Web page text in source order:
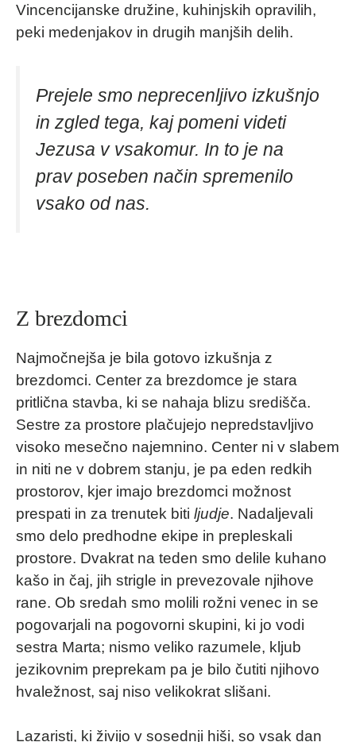
Vincencijanske družine, kuhinjskih opravilih,
peki medenjakov in drugih manjših delih.
Prejele smo neprecenljivo izkušnjo
in zgled tega, kaj pomeni videti
Jezusa v vsakomur. In to je na
prav poseben način spremenilo
vsako od nas.
Z brezdomci
Najmočnejša je bila gotovo izkušnja z
brezdomci. Center za brezdomce je stara
pritlična stavba, ki se nahaja blizu središča.
Sestre za prostore plačujejo nepredstavljivo
visoko mesečno najemnino. Center ni v slabem
in niti ne v dobrem stanju, je pa eden redkih
prostorov, kjer imajo brezdomci možnost
prespati in za trenutek biti ljudje. Nadaljevali
smo delo predhodne ekipe in prepleskali
prostore. Dvakrat na teden smo delile kuhano
kašo in čaj, jih strigle in prevezovale njihove
rane. Ob sredah smo molili rožni venec in se
pogovarjali na pogovorni skupini, ki jo vodi
sestra Marta; nismo veliko razumele, kljub
jezikovnim preprekam pa je bilo čutiti njihovo
hvaležnost, saj niso velikokrat slišani.
Lazaristi, ki živijo v sosednji hiši, so vsak dan